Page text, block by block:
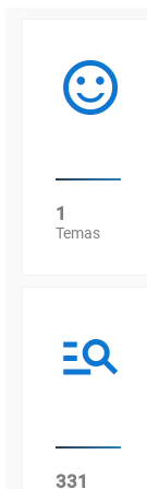
1
Temas
331